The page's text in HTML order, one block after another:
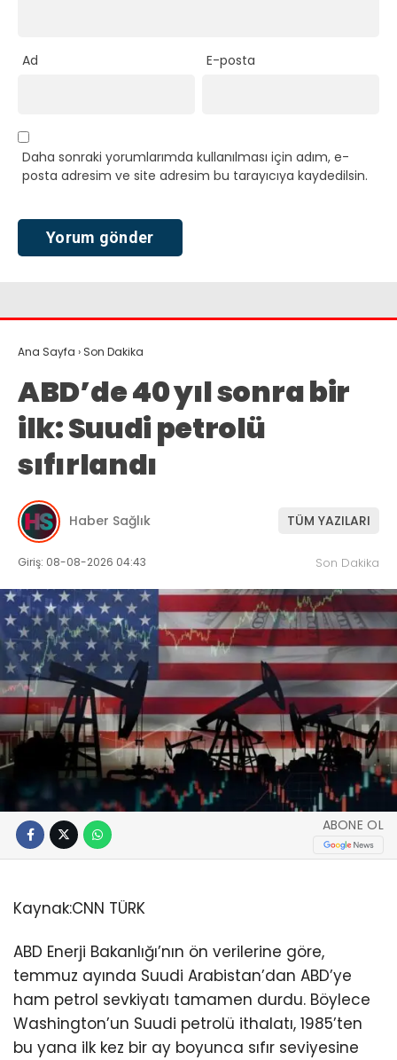
Ad E-posta
Daha sonraki yorumlarımda kullanılması için adım, e-
posta adresim ve site adresim bu tarayıcıya kaydedilsin.
Ana Sayfa › Son Dakika
ABD’de 40 yıl sonra bir
ilk: Suudi petrolü
sıfırlandı
Haber Sağlık TÜM YAZILARI
Giriş: 08-08-2026 04:43 Son Dakika
ABONE OL
Kaynak:CNN TÜRK
ABD Enerji Bakanlığı’nın ön verilerine göre,
temmuz ayında Suudi Arabistan’dan ABD’ye
ham petrol sevkiyatı tamamen durdu. Böylece
Washington’un Suudi petrolü ithalatı, 1985’ten
bu yana ilk kez bir ay boyunca sıfır seviyesine